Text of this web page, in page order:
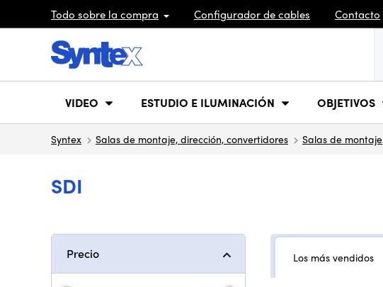
Todo sobre la compra Configurador de cables Contacto
VIDEO ESTUDIO E ILUMINACIÓN OBJETIVOS
Syntex Salas de montaje, dirección, convertidores Salas de montaje
SDI
Precio Los más vendidos